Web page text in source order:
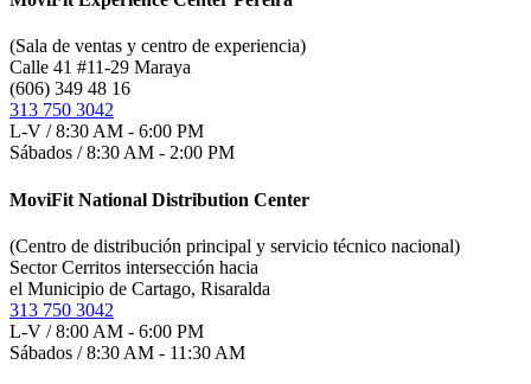
(Sala de ventas y centro de experiencia)
Calle 41 #11-29 Maraya
(606) 349 48 16
313 750 3042
L-V / 8:30 AM - 6:00 PM
Sábados / 8:30 AM - 2:00 PM
MoviFit National Distribution Center
(Centro de distribución principal y servicio técnico nacional)
Sector Cerritos intersección hacia
el Municipio de Cartago, Risaralda
313 750 3042
L-V / 8:00 AM - 6:00 PM
Sábados / 8:30 AM - 11:30 AM